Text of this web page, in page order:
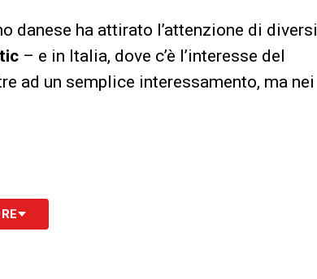
danese ha attirato l’attenzione di diversi
– e in Italia, dove c’è l’interesse del
ad un semplice interessamento, ma nei